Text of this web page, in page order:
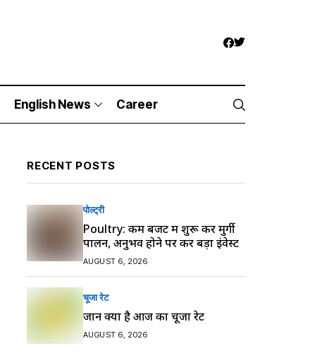
English News Career
RECENT POSTS
पोल्ट्री
Poultry: कम बजट में शुरू करें मुर्गी
पालन, अनुभव होने पर करें बड़ा इंवेस्ट
AUGUST 6, 2026
चूजा रेट
जानें क्या है आज का चूजा रेट
AUGUST 6, 2026